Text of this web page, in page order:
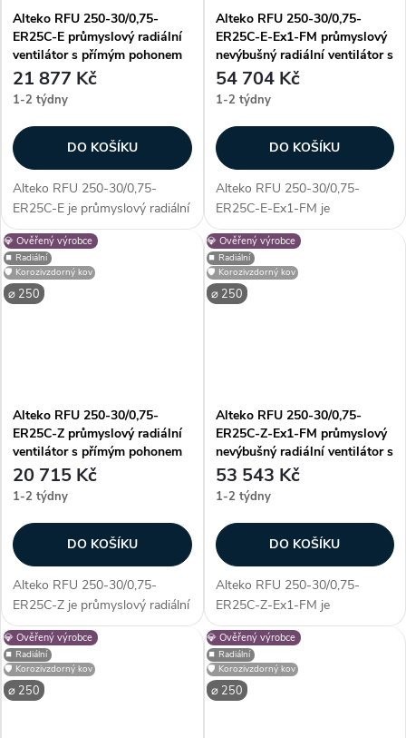
Alteko RFU 250-30/0,75-
ER25C-E průmyslový radiální
ventilátor s přímým pohonem
AC
21 877 Kč
1-2 týdny
DO KOŠÍKU
Alteko RFU 250-30/0,75-
ER25C-E je průmyslový radiální
ventilátor s přímým pohonem
AC, určený pro profesionální
využití. Vyniká především
unikátností konstrukce - díky...
Alteko RFU 250-30/0,75-
ER25C-E-Ex1-FM průmyslový
nevýbušný radiální ventilátor s
přímým pohonem AC
54 704 Kč
1-2 týdny
DO KOŠÍKU
Alteko RFU 250-30/0,75-
ER25C-E-Ex1-FM je
průmyslový nevýbušný radiální
ventilátor s přímým pohonem
AC, určený pro profesionální
využití. Vyniká především
unikátností konstrukce...
💎 Ověřený výrobce
⌀ 250
⏹️ Radiální
🛡️ Korozivzdorný kov
Alteko RFU 250-30/0,75-
ER25C-Z průmyslový radiální
ventilátor s přímým pohonem
AC
20 715 Kč
1-2 týdny
DO KOŠÍKU
Alteko RFU 250-30/0,75-
ER25C-Z je průmyslový radiální
ventilátor s přímým pohonem
AC, určený pro profesionální
využití. Vyniká především
unikátností konstrukce - díky...
💎 Ověřený výrobce
⌀ 250
⏹️ Radiální
🛡️ Korozivzdorný kov
Alteko RFU 250-30/0,75-
ER25C-Z-Ex1-FM průmyslový
nevýbušný radiální ventilátor s
přímým pohonem AC
53 543 Kč
1-2 týdny
DO KOŠÍKU
Alteko RFU 250-30/0,75-
ER25C-Z-Ex1-FM je
průmyslový nevýbušný radiální
ventilátor s přímým pohonem
AC, určený pro profesionální
využití. Vyniká především
unikátností konstrukce...
💎 Ověřený výrobce
⌀ 250
⏹️ Radiální
🛡️ Korozivzdorný kov
💎 Ověřený výrobce
⌀ 250
⏹️ Radiální
🛡️ Korozivzdorný kov